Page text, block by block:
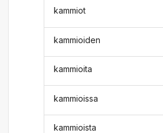
kammiot
kammioiden
kammioita
kammioissa
kammioista